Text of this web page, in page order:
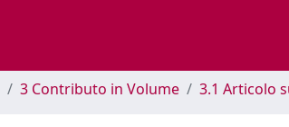
3 Contributo in Volume 3.1 Articolo